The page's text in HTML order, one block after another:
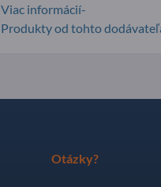
Viac informácií-
Produkty od tohto
Otázky?